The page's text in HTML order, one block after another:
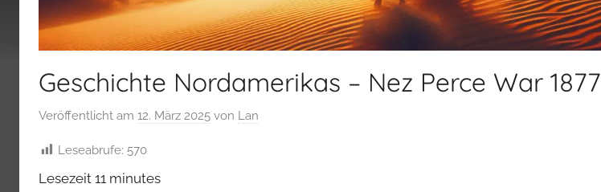
Geschichte Nordamerikas – Nez Perce War 1877
Veröffentlicht am 12. März 2025 von Lan
Leseabrufe: 570
Lesezeit 11 minutes